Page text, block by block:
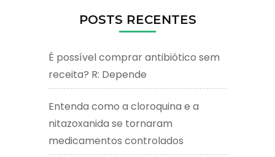
POSTS RECENTES
É possível comprar antibiótico sem
receita? R: Depende
Entenda como a cloroquina e a
nitazoxanida se tornaram
medicamentos controlados